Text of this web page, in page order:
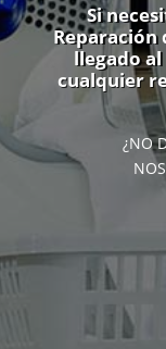
Si
Reparación
llegado
cualquier
¿NO